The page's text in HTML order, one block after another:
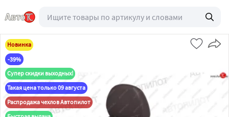
Новинка
-39%
Супер скидки выходных!
Такая цена только 09 августа
Распродажа чехлов Автопилот